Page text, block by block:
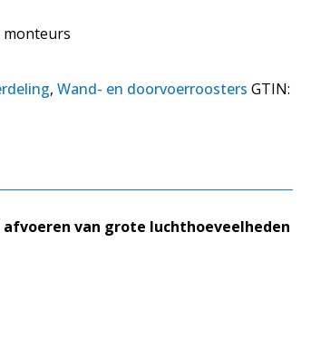
monteurs
, Wand- en doorvoerroosters GTIN:
van grote luchthoeveelheden